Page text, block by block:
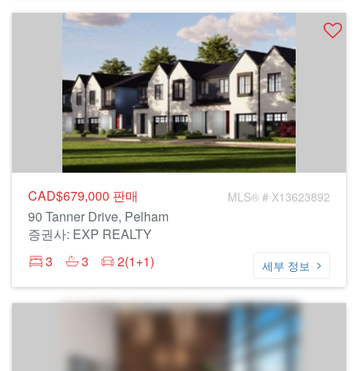
CAD$679,000 판매 MLS® # X13623892
90 Tanner Drive, Pelham
증권사: EXP REALTY
3
3 2(1+1) 세부 정보